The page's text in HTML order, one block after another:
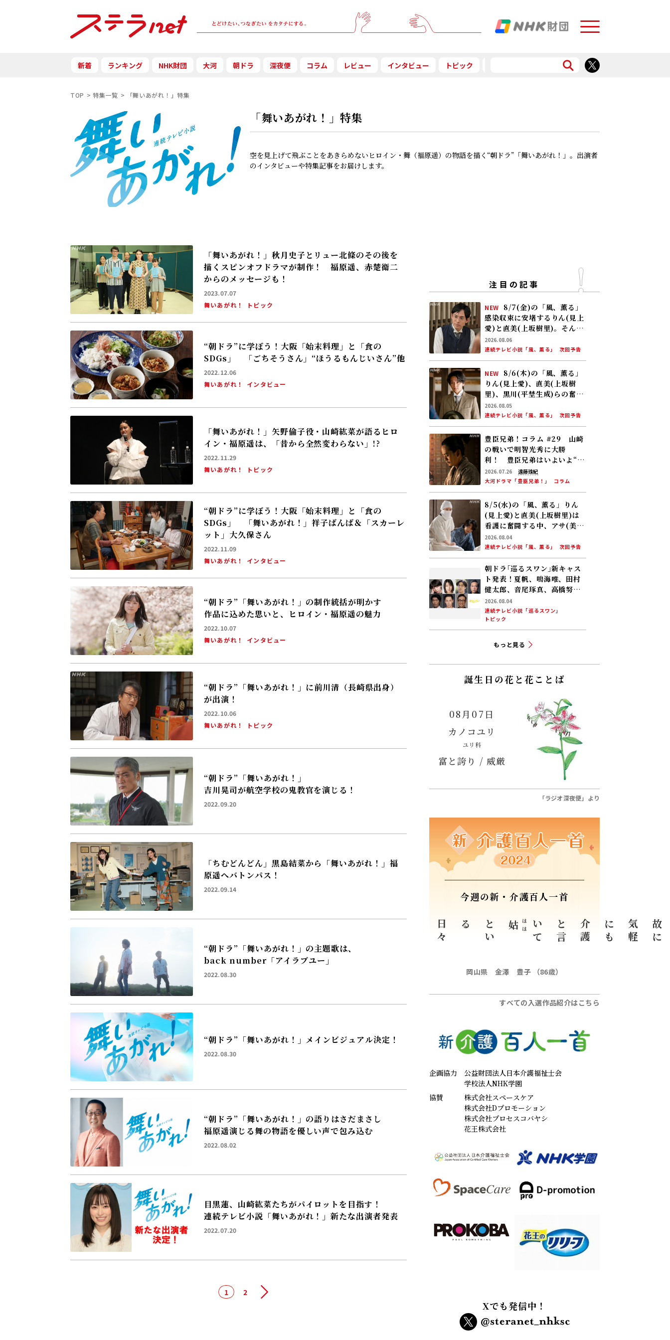
Menu
新着 ランキング NHK財団 大河 朝ドラ 深夜便 コラム レビュー インタビュー トピック
TOP 特集一覧 「舞いあがれ！」特集
「舞いあがれ！」特集
空を見上げて飛ぶことをあきらめないヒロイン・舞（福原遥）の物語を描く“朝ドラ”「舞いあがれ！」。出演者
のインタビューや特集記事をお届けします。
「舞いあがれ！」秋月史子とリュー北條のその後を
描くスピンオフドラマが制作！ 福原遥、赤楚衛二
からのメッセージも！
2023.07.07
舞いあがれ！
トピック
“朝ドラ”に学ぼう！大阪「始末料理」と「食の
SDGs」 「ごちそうさん」“ほうるもんじいさん”他
2022.12.06
舞いあがれ！
インタビュー
「舞いあがれ！」矢野倫子役・山崎紘菜が語るヒロ
イン・福原遥は、「昔から全然変わらない」!?
2022.11.29
舞いあがれ！
トピック
“朝ドラ”に学ぼう！大阪「始末料理」と「食の
SDGs」 「舞いあがれ！」祥子ばんば＆「スカーレ
ット」大久保さん
2022.11.09
舞いあがれ！
インタビュー
“朝ドラ”「舞いあがれ！」の制作統括が明かす
作品に込めた思いと、ヒロイン・福原遥の魅力
2022.10.07
舞いあがれ！
インタビュー
“朝ドラ”「舞いあがれ！」に前川清（長崎県出身）
が出演！
2022.10.06
舞いあがれ！
トピック
“朝ドラ”「舞いあがれ！」
吉川晃司が航空学校の鬼教官を演じる！
2022.09.20
「ちむどんどん」黒島結菜から「舞いあがれ！」福
原遥へバトンパス！
2022.09.14
“朝ドラ”「舞いあがれ！」の主題歌は、
back number「アイラブユー」
2022.08.30
“朝ドラ”「舞いあがれ！」メインビジュアル決定！
2022.08.30
“朝ドラ”「舞いあがれ！」の語りはさだまさし
福原遥演じる舞の物語を優しい声で包み込む
2022.08.02
目黒蓮、山崎紘菜たちがパイロットを目指す！
連続テレビ小説「舞いあがれ！」新たな出演者発表
2022.07.20
1 2 次へ
注目の記事
NEW
8/7(金)の「風、薫る」
感染収束に安堵するりん(見上
愛)と直美(上坂樹里)。そんな
中、黒川(平埜生成)がりんに
ある提案をする
2026.08.06
連続テレビ小説「風、薫る」
次回予告
NEW
8/6(木)の「風、薫る」
りん(見上愛)、直美(上坂樹
里)、黒川(平埜生成)らの奮闘
に、村人たちも理解を示し始
める。しかし、アサ(美山加
恋)の容体はなかなか改善せ
ず……
2026.08.05
連続テレビ小説「風、薫る」
次回予告
豊臣兄弟！コラム #29 山崎
の戦いで明智光秀に大勝
利！ 豊臣兄弟はいよいよ“天
下への道”を歩み始める
2026.07.26
遠藤珠紀
大河ドラマ「豊臣兄弟！」
コラム
8/5(水)の「風、薫る」りん
(見上愛)と直美(上坂樹里)は
看護に奮闘する中、アサ(美山
加恋)の夫・太助(板橋駿谷)が
避病院にやってくる
2026.08.04
連続テレビ小説「風、薫る」
次回予告
朝ドラ｢巡るスワン｣新キャス
ト発表！夏帆、鳴海唯、田村
健太郎、音尾琢真、高橋努、
大倉孝二、角田晃広――主人公･美
咲(森田望智)が交流する警察
署の人々 2027年度前期放送
2026.08.04
連続テレビ小説「巡るスワン」
トピック
もっと見る
誕生日の花と花ことば
08月07日
カノコユリ
ユリ科
富と誇り / 威厳
「ラジオ深夜便」より
今週の新・介護百人一首
に
気
軽
に
も
介
護
と
言
い
て
姑 はは
と
い
る日
々
岡山県 金澤 豊子 （86歳）
すべての入選作品紹介はこちら
企画協力
公益財団法人日本介護福祉士会
学校法人NHK学園
協賛
株式会社スペースケア
株式会社Dプロモーション
株式会社プロセスコバヤシ
花王株式会社
Xでも発信中！